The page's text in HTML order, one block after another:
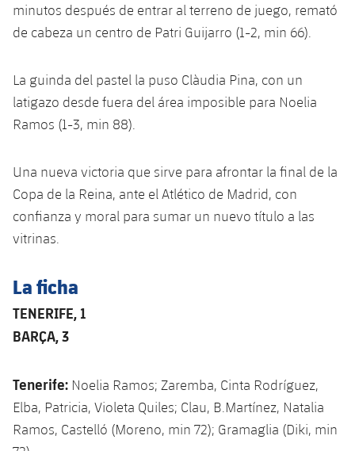
minutos después de entrar al terreno de juego, remató
de cabeza un centro de Patri Guijarro (1-2, min 66).
La guinda del pastel la puso Clàudia Pina, con un
latigazo desde fuera del área imposible para Noelia
Ramos (1-3, min 88).
Una nueva victoria que sirve para afrontar la final de la
Copa de la Reina, ante el Atlético de Madrid, con
confianza y moral para sumar un nuevo título a las
vitrinas.
La ficha
TENERIFE, 1
BARÇA, 3
Tenerife: Noelia Ramos; Zaremba, Cinta Rodríguez,
Elba, Patricia, Violeta Quiles; Clau, B.Martínez, Natalia
Ramos, Castelló (Moreno, min 72); Gramaglia (Diki, min